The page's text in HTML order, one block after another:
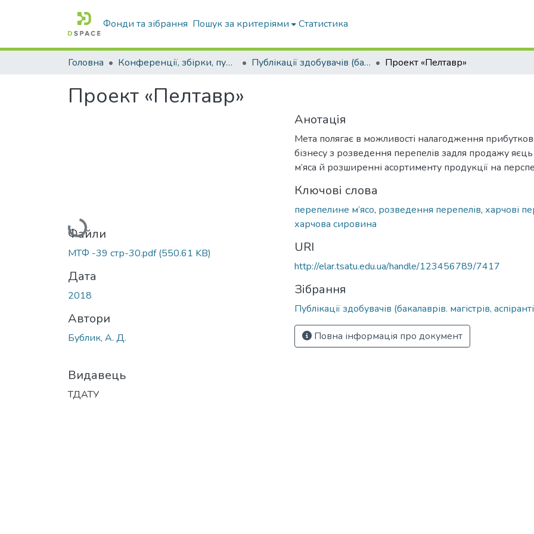
Фонди та зібрання Пошук за критеріями Статистика
Головна Конференції, збірки, публікації молодих вчених і здобувачів : магістрів, бакалаврів, аспірантів. Публікації здобувачів (бакалаврів. магістрів, аспірантів) Проект «Пелтавр»
Проект «Пелтавр»
Вантажиться...
Файли
МТФ -39 стр-30.pdf(550.61 KB)
Дата
2018
Автори
Бублик, А. Д.
Видавець
ТДАТУ
Анотація
Мета полягає в можливості налагодження
бізнесу з розведення перепелів задля продажу
м’яса й розширенні асортименту продукції на
Ключові слова
перепелине м’ясо, розведення перепелів, харчові
харчова сировина
URI
http://elar.tsatu.edu.ua/handle/123456789/7417
Зібрання
Публікації здобувачів (бакалаврів. магістрів,
Повна інформація про документ